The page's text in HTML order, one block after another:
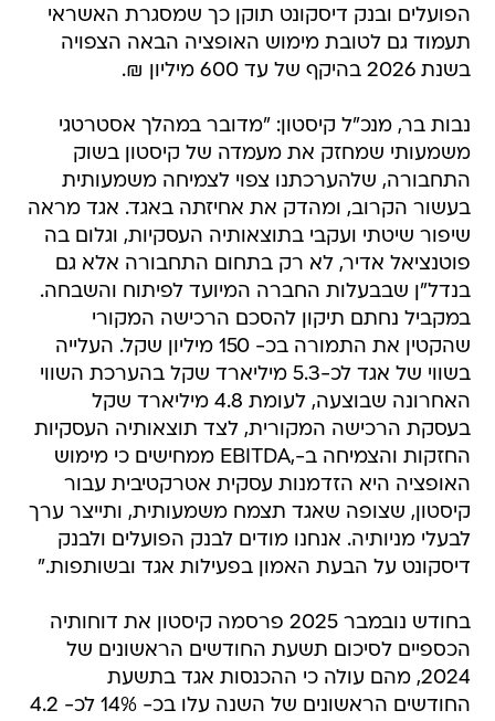
הפועלים ובנק דיסקונט תוקן כך שמסגרת האשראי
תעמוד גם לטובת מימוש האופציה הבאה הצפויה
בשנת 2026 בהיקף של עד 600 מיליון ₪.
נבות בר, מנכ"ל קיסטון: "מדובר במהלך אסטרטגי
משמעותי שמחזק את מעמדה של קיסטון בשוק
התחבורה, שלהערכתנו צפוי לצמיחה משמעותית
בעשור הקרוב, ומהדק את אחיזתה באגד. אגד מראה
שיפור שיטתי ועקבי בתוצאותיה העסקיות, וגלום בה
פוטנציאל אדיר, לא רק בתחום התחבורה אלא גם
בנדל"ן שבבעלות החברה המיועד לפיתוח והשבחה.
במקביל נחתם תיקון להסכם הרכישה המקורי
שהקטין את התמורה בכ- 150 מיליון שקל. העלייה
בשווי של אגד לכ-5.3 מיליארד שקל בהערכת השווי
האחרונה שבוצעה, לעומת 4.8 מיליארד שקל
בעסקת הרכישה המקורית, לצד תוצאותיה העסקיות
החזקות והצמיחה ב-,EBITDA ממחישים כי מימוש
האופציה היא הזדמנות עסקית אטרקטיבית עבור
קיסטון, שצופה שאגד תצמח משמעותית, ותייצר ערך
לבעלי מניותיה. אנחנו מודים לבנק הפועלים ולבנק
דיסקונט על הבעת האמון בפעילות אגד ובשותפות."
בחודש נובמבר 2025 פרסמה קיסטון את דוחותיה
הכספיים לסיכום תשעת החודשים הראשונים של
2024, מהם עולה כי ההכנסות אגד בתשעת
החודשים הראשונים של השנה עלו בכ- 14% לכ- 4.2